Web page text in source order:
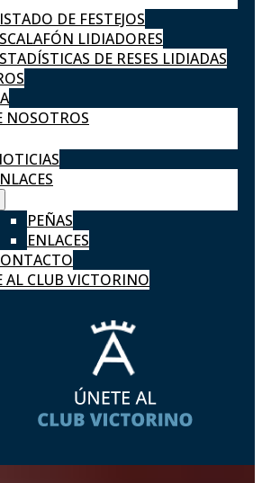
DE FESTEJOS
LIDIADORES
DE RESES LIDIADAS
NOSOTROS
PEÑAS
ENLACES
AL CLUB VICTORINO